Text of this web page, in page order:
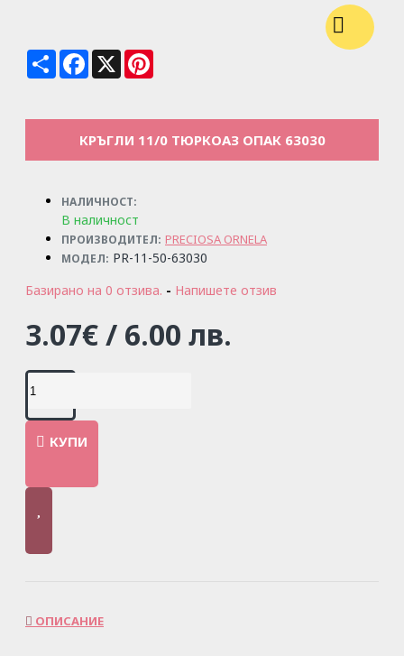
Share Facebook
X
КРЪГЛИ 11/0 ТЮРКОАЗ ОПАК 63030
НАЛИЧНОСТ:
В наличност
ПРОИЗВОДИТЕЛ: PRECIOSA ORNELA
МОДЕЛ: PR-11-50-63030
Базирано на 0 отзива. - Напишете отзив
3.07€ / 6.00 лв.
КУПИ
ОПИСАНИЕ